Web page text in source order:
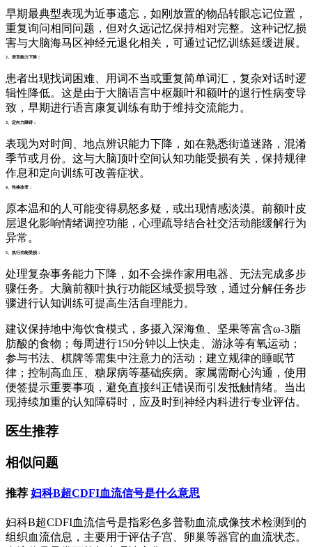
早期最典型表现为近事遗忘，如刚放置的物品转眼忘记位置，
重复询问相同问题，但对久远记忆保持相对完整。这种记忆损
害与大脑海马区神经元退化相关，可通过记忆训练延缓进展。
2、语言能力下降：
患者出现找词困难、用词不当或重复简单词汇，复杂对话时逻
辑性降低。这是由于大脑语言中枢颞叶和额叶的退行性病变导
致，早期进行语言康复训练有助于维持交流能力。
3、定向力障碍：
表现为对时间、地点辨识能力下降，如在熟悉街道迷路，混淆
季节或月份。这与大脑顶叶空间认知功能受损有关，保持规律
作息和定向训练可改善症状。
4、性格改变：
原本温和的人可能变得易怒多疑，或出现情感淡漠。前额叶皮
层退化影响情绪调控功能，心理疏导结合社交活动能缓解行为
异常。
5、执行功能受损：
处理复杂事务能力下降，如不会操作家用电器、无法完成多步
骤任务。大脑前额叶执行功能区域受损导致，通过分解任务步
骤进行认知训练可提高生活自理能力。
建议保持地中海饮食模式，多摄入深海鱼、坚果等富含ω-3脂
肪酸的食物；每周进行150分钟以上快走、游泳等有氧运动；
参与书法、棋牌等需集中注意力的活动；建立规律的睡眠节
律；控制高血压、糖尿病等基础疾病。家属需耐心沟通，使用
便签提示重要事项，避免直接纠正错误而引发抵触情绪。当出
现持续加重的认知障碍时，应及时到神经内科进行专业评估。
医生推荐
相似问题
推荐 妇科B超CDFI血流信号是什么意思
妇科B超CDFI血流信号是指彩色多普勒血流成像技术检测到的
组织血流信息，主要用于评估子宫、卵巢等器官的血流状态。